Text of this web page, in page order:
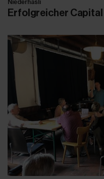
Niederhasli
Erfolgreicher Capital